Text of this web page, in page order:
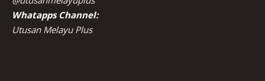
Whatapps Channel:
Utusan Melayu Plus